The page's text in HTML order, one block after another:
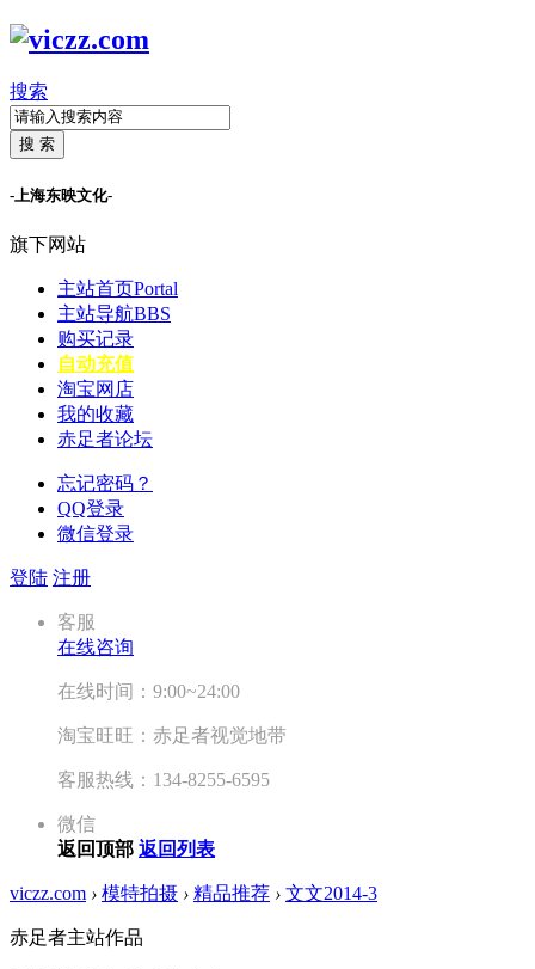
搜索
搜 索
-上海东映文化-
旗下网站
主站首页Portal
主站导航BBS
购买记录
自动充值
淘宝网店
我的收藏
赤足者论坛
忘记密码？
QQ登录
微信登录
登陆 注册
客服
在线咨询
在线时间：9:00~24:00
淘宝旺旺：赤足者视觉地带
客服热线：134-8255-6595
微信
返回顶部 返回列表
viczz.com › 模特拍摄 › 精品推荐 › 文文2014-3
赤足者主站作品